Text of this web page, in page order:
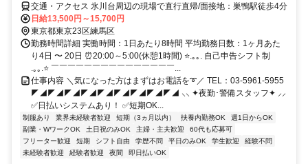
交通・アクセス 氷川台周辺の現場で直行直帰/面接地：巣鴨駅徒歩4分
日給13,500円～15,700円
東京都東京23区練馬区
勤務時間詳細 実働時間：1日あたり8時間 平均勤務日数：1ヶ月あた
り4日 〜 20日 ⏰20:00～5:00(休憩1時間) ⭐.｡｡. 自己申告シフト制
.｡｡.⭐ ￣￣￣￣￣￣￣￣￣￣￣￣￣￣￣...
仕事内容 ＼気になった方はまずはお電話を➰／ TEL：03-5961-5955
◤◢◤◢◤◢◤◢◤◢◤◢◤◢◤◢◤◢ ⸜⸜ ✦夜勤･警備スタッフ✦ ⸝⸝
✅日払いシステムあり！ ✅短期OK...
制服あり 業界未経験者歓迎 短期（3ヵ月以内） 扶養内勤務OK
週1日からOK
副業・WワークOK
土日祝のみOK 主婦・主夫歓迎
60代も応募可
フリーター歓迎
短期 シフト自由 学歴不問 平日のみOK 学生歓迎
経験不問
未経験者歓迎
経験者歓迎 夜間 即日払いOK